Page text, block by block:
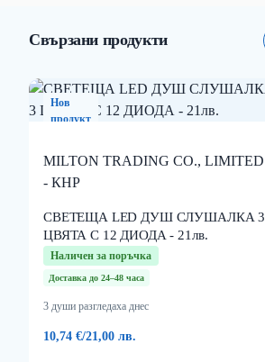
Свързани продукти
Нов
продукт
MILTON TRADING CO., LIMITED
- КНР
СВЕТЕЩА LED ДУШ СЛУШАЛКА 3
ЦВЯТА С 12 ДИОДА - 21лв.
Наличен за поръчка
Доставка до 24–48 часа
3 души разгледаха днес
10,74 €/21,00 лв.